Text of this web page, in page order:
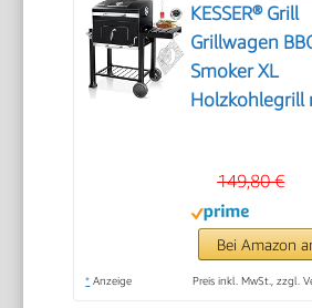
KESSER® Grill
Grillwagen
Smoker XL
Holzkohlegrill
Grillrost,
Thermometer,
Silikon-Pinsel,
Standgrill,
149,80 €
Bei Amazon
* Anzeige Preis inkl. MwSt., zzgl.